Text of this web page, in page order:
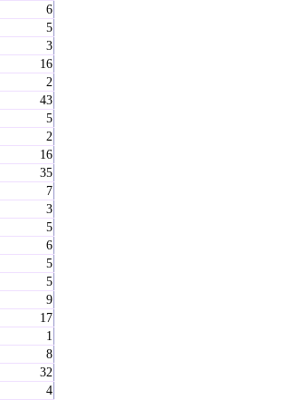
6
5
3
16
2
43
5
2
16
35
7
3
5
6
5
5
9
17
1
8
32
4